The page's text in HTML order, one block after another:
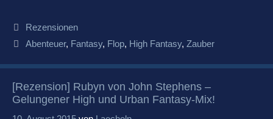
Kategorien
Rezensionen
Schlagwörter
Abenteuer, Fantasy, Flop, High Fantasy, Zauber
[Rezension] Rubyn von John Stephens –
Gelungener High und Urban Fantasy-Mix!